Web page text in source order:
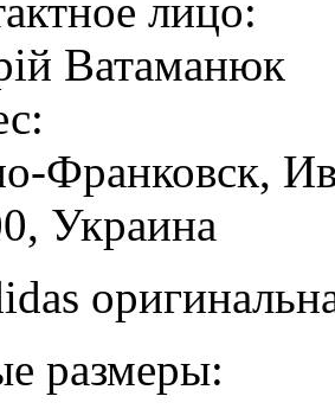
лицо:
Ватаманюк
Франковск,
Украина
размеры: